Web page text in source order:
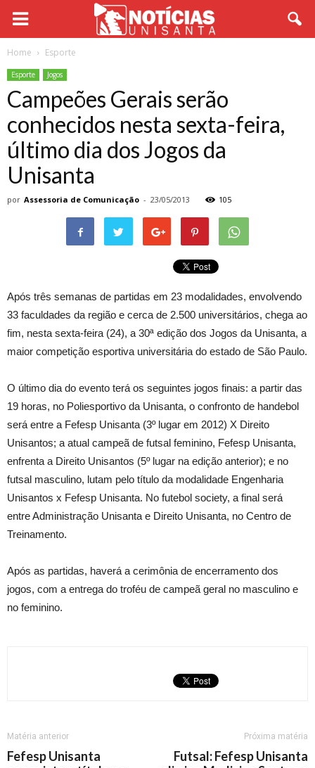
Home Esporte
Esporte Jogos
Campeões Gerais serão
conhecidos nesta sexta-feira,
último dia dos Jogos da
Unisanta
por Assessoria de Comunicação - 23/05/2013 105
Após três semanas de partidas em 23 modalidades, envolvendo
33 faculdades da região e cerca de 2.500 universitários, chega ao
fim, nesta sexta-feira (24), a 30ª edição dos Jogos da Unisanta, a
maior competição esportiva universitária do estado de São Paulo.
O último dia do evento terá os seguintes jogos finais: a partir das
19 horas, no Poliesportivo da Unisanta, o confronto de handebol
será entre a Fefesp Unisanta (3º lugar em 2012) X Direito
Unisantos; a atual campeã de futsal feminino, Fefesp Unisanta,
enfrenta a Direito Unisantos (5º lugar na edição anterior); e no
futsal masculino, lutam pelo título da modalidade Engenharia
Unisantos x Fefesp Unisanta. No futebol society, a final será
entre Administração Unisanta e Direito Unisanta, no Centro de
Treinamento.
Após as partidas, haverá a cerimônia de encerramento dos
jogos, com a entrega do troféu de campeã geral no masculino e
no feminino.
Matéria anterior
Fefesp Unisanta
Próxima matéria
Futsal: Fefesp Unisanta